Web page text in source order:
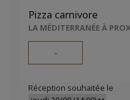
Pizza carnivore
-
Réception souhaitée le